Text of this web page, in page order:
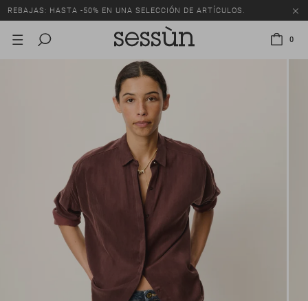
REBAJAS: HASTA -50% EN UNA SELECCIÓN DE ARTÍCULOS.
0